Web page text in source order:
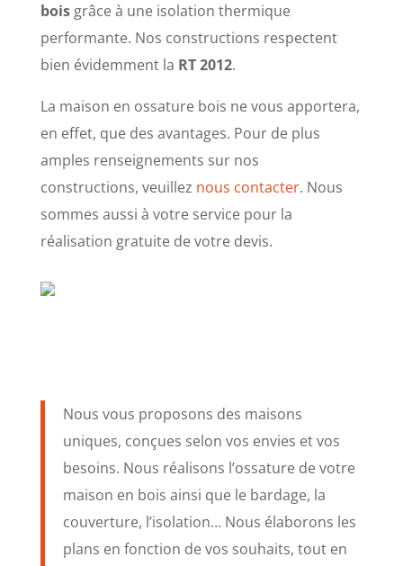
boisgrâce à une isolation thermique
performante. Nos constructions respectent
bien évidemment la RT 2012.
La maison en ossature bois ne vous apportera,
en effet, que des avantages. Pour de plus
amples renseignements sur nos
constructions, veuillez nous contacter. Nous
sommes aussi à votre service pour la
réalisation gratuite de votre devis.
Nous vous proposons des maisons
uniques, conçues selon vos envies et vos
besoins. Nous réalisons l’ossature de votre
maison en bois ainsi que le bardage, la
couverture, l’isolation… Nous élaborons les
plans en fonction de vos souhaits, tout en